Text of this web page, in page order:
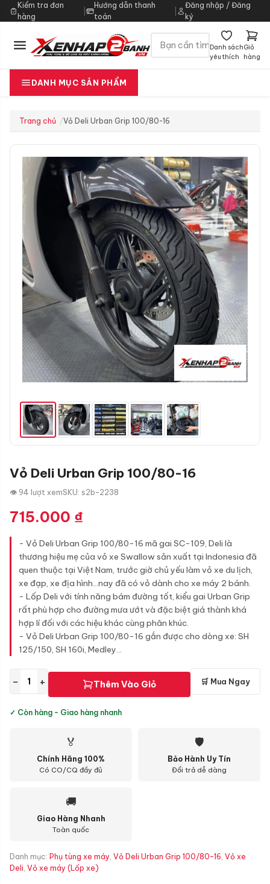
Kiểm tra đơn
hàng
|
Hướng dẫn thanh
toán
Đăng nhập / Đăng
ký
Danh sách
yêu thích
Giỏ
hàng
DANH MỤC SẢN PHẨM
Trang chủ Vỏ Deli Urban Grip 100/80-16
Vỏ Deli Urban Grip 100/80-16
👁 94 lượt xemSKU: s2b-2238
715.000 ₫
- Vỏ Deli Urban Grip 100/80-16 mã gai SC-109, Deli là
thương hiệu mẹ của vỏ xe Swallow sản xuất tại Indonesia đã
quen thuộc tại Việt Nam, trước giờ chủ yếu làm vỏ xe du lịch,
xe đạp, xe địa hình...nay đã có vỏ dành cho xe máy 2 bánh.
- Lốp Deli với tính năng bám đường tốt, kiểu gai Urban Grip
rất phù hợp cho đường mưa ướt và đặc biệt giá thành khá
hợp lí đối với các hiệu khác cùng phân khúc.
- Vỏ Deli Urban Grip 100/80-16 gắn được cho dòng xe: SH
125/150, SH 160i, Medley...
− + Thêm Vào Giỏ 🛒 Mua Ngay
✓ Còn hàng - Giao hàng nhanh
🏅
Chính Hãng 100%
Có CO/CQ đầy đủ
🛡
Bảo Hành Uy Tín
Đổi trả dễ dàng
🚚
Giao Hàng Nhanh
Toàn quốc
Danh mục: Phụ tùng xe máy, Vỏ Deli Urban Grip 100/80-16, Vỏ xe
Deli, Vỏ xe máy (Lốp xe)